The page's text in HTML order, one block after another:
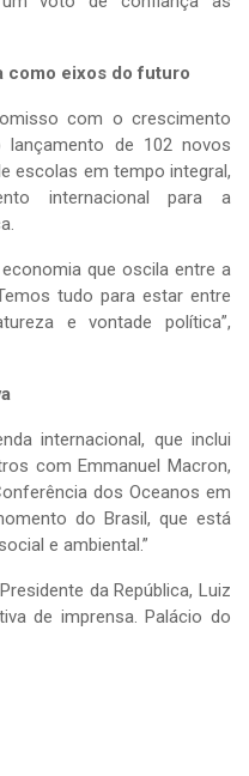
como eixos do futuro
com o crescimento
lançamento de 102 novos
escolas em tempo integral,
internacional para a
que oscila entre a
tudo para estar entre
e vontade política”,
internacional, que inclui
com Emmanuel Macron,
dos Oceanos em
do Brasil, que está
e ambiental.”
da República, Luiz
de imprensa. Palácio do